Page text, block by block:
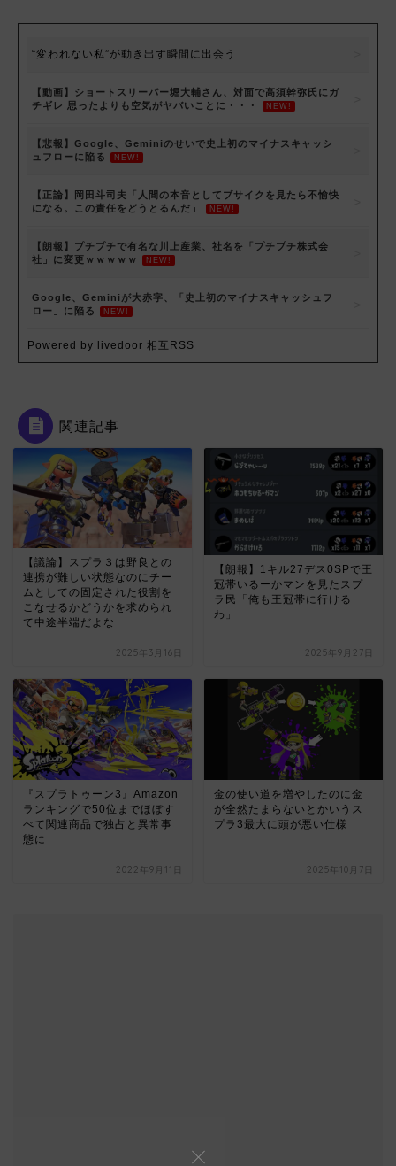
“変われない私”が動き出す瞬間に出会う
【動画】ショートスリーパー堀大輔さん、対面で高須幹弥氏にガ
チギレ 思ったよりも空気がヤバいことに・・・
NEW!
【悲報】Google、Geminiのせいで史上初のマイナスキャッシ
ュフローに陥る
NEW!
【正論】岡田斗司夫「人間の本音としてブサイクを見たら不愉快
になる。この責任をどうとるんだ」
NEW!
【朗報】プチプチで有名な川上産業、社名を「プチプチ株式会
社」に変更ｗｗｗｗｗ
NEW!
Google、Geminiが大赤字、「史上初のマイナスキャッシュフ
ロー」に陥る
NEW!
Powered by livedoor 相互RSS
関連記事
【議論】スプラ３は野良との
連携が難しい状態なのにチー
ムとしての固定された役割を
こなせるかどうかを求められ
て中途半端だよな
2025年3月16日
【朗報】1キル27デス0SPで王
冠帯いるーかマンを見たスプ
ラ民「俺も王冠帯に行ける
わ」
2025年9月27日
『スプラトゥーン3』Amazon
ランキングで50位までほぼす
べて関連商品で独占と異常事
態に
2022年9月11日
金の使い道を増やしたのに金
が全然たまらないとかいうス
プラ3最大に頭が悪い仕様
2025年10月7日